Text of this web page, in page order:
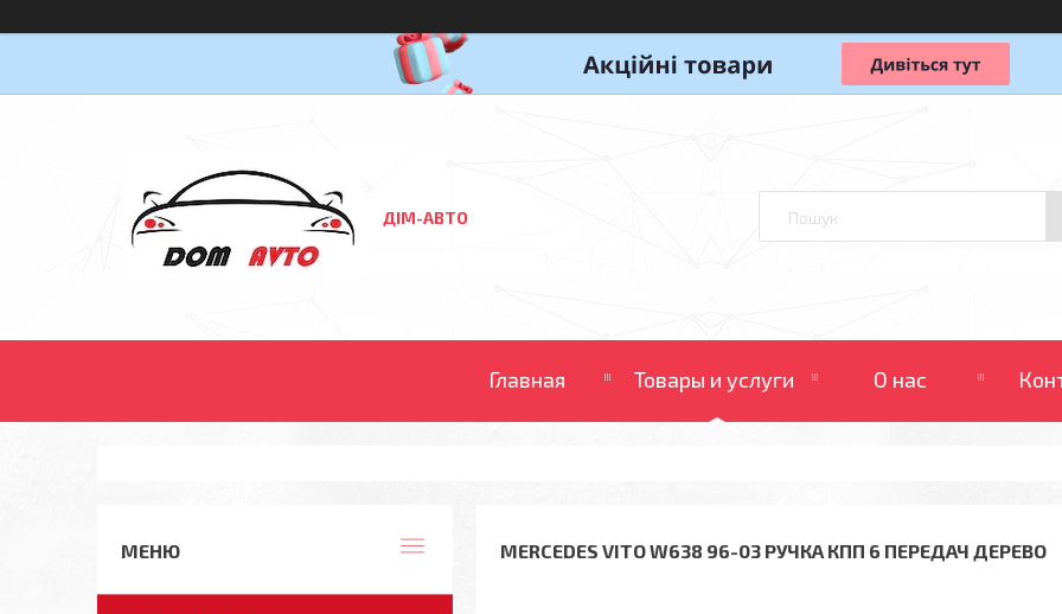
ДІМ-АВТО
Главная Товары и услуги О нас
MERCEDES VITO W638 96-03 РУЧКА КПП 6 ПЕРЕДАЧ ДЕРЕВО